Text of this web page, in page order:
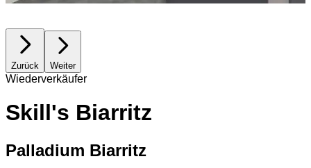
Zurück Weiter
Wiederverkäufer
Skill's Biarritz
Palladium Biarritz